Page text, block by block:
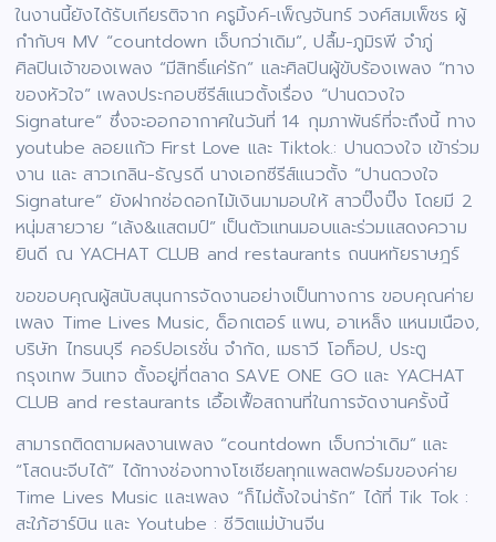
ในงานนี้ยังได้รับเกียรติจาก ครูมิ้งค์-เพ็ญจันทร์ วงศ์สมเพ็ชร ผู้
กำกับฯ MV “countdown เจ็บกว่าเดิม”, ปลื้ม-ภูมิรพี จำภู่
ศิลปินเจ้าของเพลง “มีสิทธิ์แค่รัก” และศิลปินผู้ขับร้องเพลง “ทาง
ของหัวใจ” เพลงประกอบซีรีส์แนวตั้งเรื่อง “ปานดวงใจ
Signature” ซึ่งจะออกอากาศในวันที่ 14 กุมภาพันธ์ที่จะถึงนี้ ทาง
youtube ลอยแก้ว First Love และ Tiktok.: ปานดวงใจ เข้าร่วม
งาน และ สาวเกลิน-ธัญรดี นางเอกซีรีส์แนวตั้ง “ปานดวงใจ
Signature” ยังฝากช่อดอกไม้เงินมามอบให้ สาวปิ๊งปิ๊ง โดยมี 2
หนุ่มสายวาย “เล้ง&แสตมป์” เป็นตัวแทนมอบและร่วมแสดงความ
ยินดี ณ YACHAT CLUB and restaurants ถนนหทัยราษฎร์
ขอขอบคุณผู้สนับสนุนการจัดงานอย่างเป็นทางการ ขอบคุณค่าย
เพลง Time Lives Music, ด็อกเตอร์ แพน, อาเหล็ง แหนมเนือง,
บริษัท ไทธนบุรี คอร์ปอเรชั่น จำกัด, เมธาวี โอท็อป, ประตู
กรุงเทพ วินเทจ ตั้งอยู่ที่ตลาด SAVE ONE GO และ YACHAT
CLUB and restaurants เอื้อเฟื้อสถานที่ในการจัดงานครั้งนี้
สามารถติดตามผลงานเพลง “countdown เจ็บกว่าเดิม” และ
“โสดนะจีบได้” ได้ทางช่องทางโซเชียลทุกแพลตฟอร์มของค่าย
Time Lives Music และเพลง “ก็ไม่ตั้งใจน่ารัก” ได้ที่ Tik Tok :
สะใภ้ฮาร์บิน และ Youtube : ชีวิตแม่บ้านจีน